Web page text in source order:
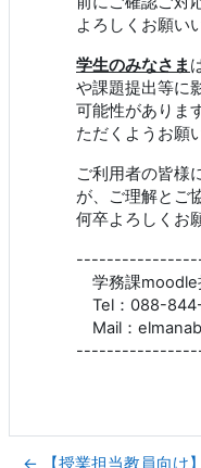
よろしくお願い
学生のみなさま
や課題提出等に
可能性がありま
ただくようお願
ご利用者の皆様
が、ご理解とご
何卒よろしくお
学務課moodle
Tel：088-
Mail：
← 【授業担当教員向け